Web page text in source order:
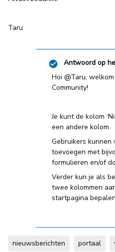
Taru
Antwoord op
Hoi @Taru,
Community!
Je kunt de kolom
een andere kolom.
Gebruikers kunnen
toevoegen met
formulieren en/of
Verder kun je als
twee kolommen
startpagina
nieuwsberichten portaal